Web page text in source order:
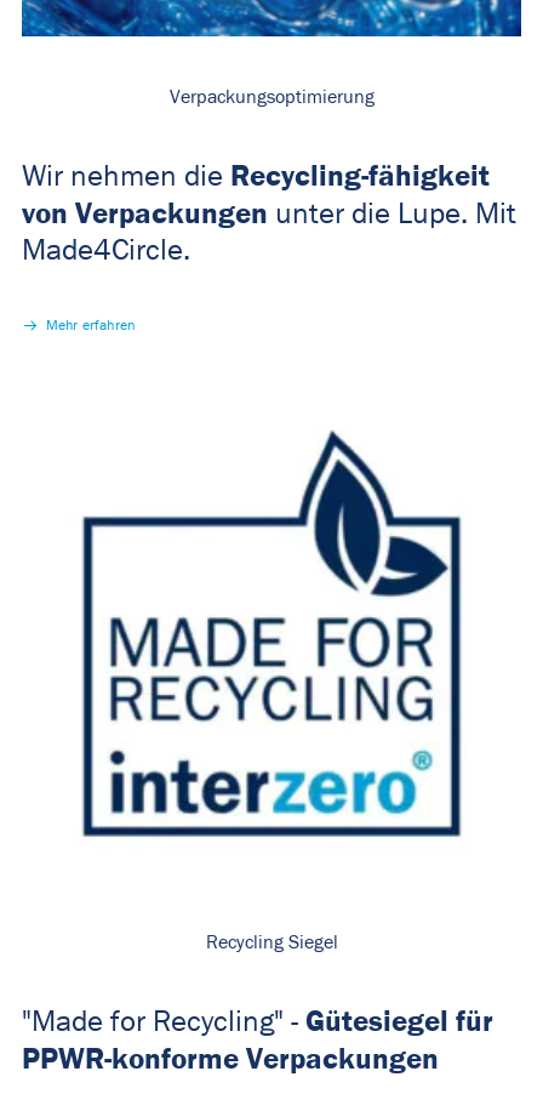
Verpackungsoptimierung
Wir nehmen die Recycling-fähigkeit
von Verpackungen unter die Lupe. Mit
Made4Circle.
Mehr erfahren
Recycling Siegel
"Made for Recycling" - Gütesiegel für
PPWR-konforme Verpackungen